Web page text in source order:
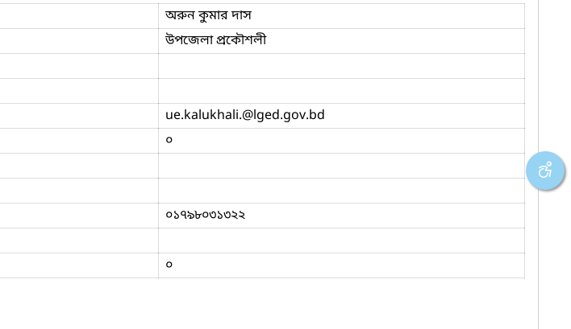
অরুন কুমার দাস
উপজেলা প্রকৌশলী
ue.kalukhali.@lged.gov.bd
০
০১৭৯৮০৩১৩২২
০